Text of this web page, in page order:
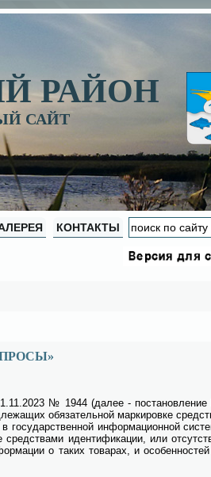
РАЙОН
САЙТ
КОНТАКТЫ
№ 1944 (да­лее -
обя­за­тель­ной мар­ки­ров­ке
ин­фор­ма­ци­он­ной
иден­ти­фи­ка­ции, или
о та­ких то­ва­рах, и